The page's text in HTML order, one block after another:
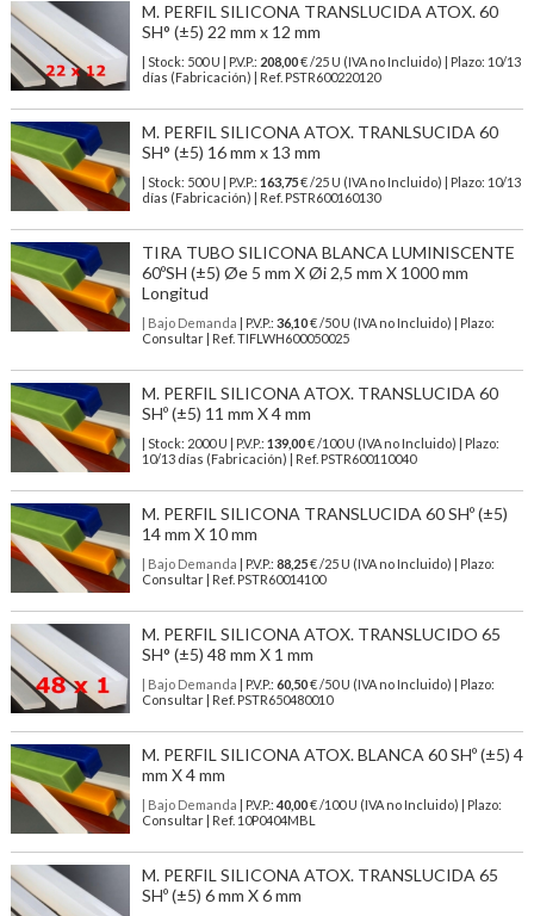
M. PERFIL SILICONA TRANSLUCIDA ATOX. 60
SH° (±5) 22 mm x 12 mm
| Stock: 500 U | P.V.P.: 208,00€/25 U (IVA no Incluido)
| Plazo: 10/13
días (Fabricación) | Ref. PSTR600220120
M. PERFIL SILICONA ATOX. TRANLSUCIDA 60
SH° (±5) 16 mm x 13 mm
| Stock: 500 U | P.V.P.: 163,75€/25 U (IVA no Incluido)
| Plazo: 10/13
días (Fabricación) | Ref. PSTR600160130
TIRA TUBO SILICONA BLANCA LUMINISCENTE
60ºSH (±5) Øe 5 mm X Øi 2,5 mm X 1000 mm
Longitud
| Bajo Demanda | P.V.P.: 36,10€ /50 U (IVA no Incluido) | Plazo:
Consultar | Ref. TIFLWH600050025
M. PERFIL SILICONA ATOX. TRANSLUCIDA 60
SHº (±5) 11 mm X 4 mm
| Stock: 2000 U | P.V.P.: 139,00€/100 U (IVA no Incluido)
| Plazo:
10/13 días (Fabricación) | Ref. PSTR600110040
M. PERFIL SILICONA TRANSLUCIDA 60 SHº (±5)
14 mm X 10 mm
| Bajo Demanda | P.V.P.: 88,25€ /25 U (IVA no Incluido) | Plazo:
Consultar | Ref. PSTR60014100
M. PERFIL SILICONA ATOX. TRANSLUCIDO 65
SH° (±5) 48 mm X 1 mm
| Bajo Demanda | P.V.P.: 60,50€ /50 U (IVA no Incluido) | Plazo:
Consultar | Ref. PSTR650480010
M. PERFIL SILICONA ATOX. BLANCA 60 SHº (±5) 4
mm X 4 mm
| Bajo Demanda | P.V.P.: 40,00€ /100 U (IVA no Incluido) | Plazo:
Consultar | Ref. 10P0404MBL
M. PERFIL SILICONA ATOX. TRANSLUCIDA 65
SHº (±5) 6 mm X 6 mm